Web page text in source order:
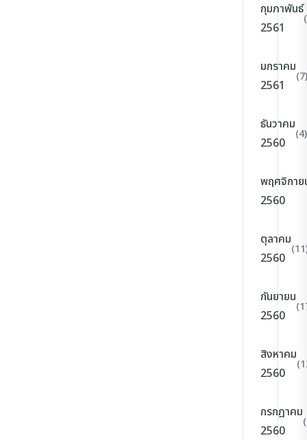
กุมภาพันธ์
2561
มกราคม
2561
(7)
ธันวาคม
2560
(4)
พฤศจิกาย
2560
ตุลาคม
2560
กันยายน
2560
สิงหาคม
2560
กรกฎาคม
2560